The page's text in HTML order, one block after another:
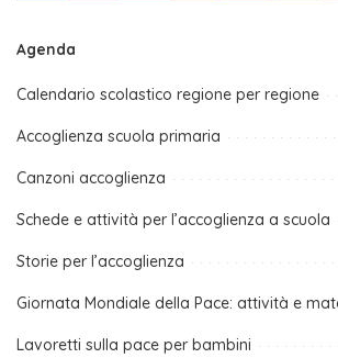
Agenda
Calendario scolastico regione per regione
Accoglienza scuola primaria
Canzoni accoglienza
Schede e attività per l’accoglienza a scuola
Storie per l’accoglienza
Giornata Mondiale della Pace: attività e
Lavoretti sulla pace per bambini